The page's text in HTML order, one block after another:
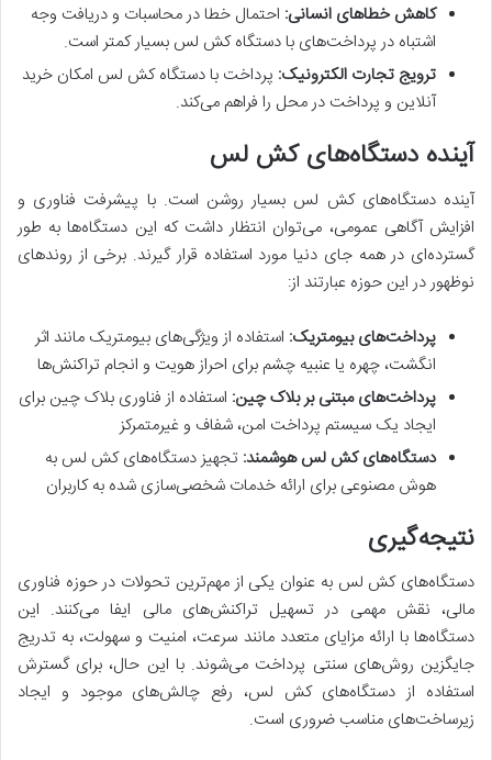
کاهش خطاهای انسانی: احتمال خطا در محاسبات و دریافت وجه
اشتباه در پرداخت‌های با دستگاه کش لس بسیار کمتر است.
ترویج تجارت الکترونیک: پرداخت با دستگاه کش لس امکان خرید
آنلاین و پرداخت در محل را فراهم می‌کند.
آینده دستگاه‌های کش لس
آینده دستگاه‌های کش لس بسیار روشن است. با پیشرفت فناوری و
افزایش آگاهی عمومی، می‌توان انتظار داشت که این دستگاه‌ها به طور
گسترده‌ای در همه جای دنیا مورد استفاده قرار گیرند. برخی از روندهای
نوظهور در این حوزه عبارتند از:
پرداخت‌های بیومتریک: استفاده از ویژگی‌های بیومتریک مانند اثر
انگشت، چهره یا عنبیه چشم برای احراز هویت و انجام تراکنش‌ها
پرداخت‌های مبتنی بر بلاک چین: استفاده از فناوری بلاک چین برای
ایجاد یک سیستم پرداخت امن، شفاف و غیرمتمرکز
دستگاه‌های کش لس هوشمند: تجهیز دستگاه‌های کش لس به
هوش مصنوعی برای ارائه خدمات شخصی‌سازی شده به کاربران
نتیجه‌گیری
دستگاه‌های کش لس به عنوان یکی از مهم‌ترین تحولات در حوزه فناوری
مالی، نقش مهمی در تسهیل تراکنش‌های مالی ایفا می‌کنند. این
دستگاه‌ها با ارائه مزایای متعدد مانند سرعت، امنیت و سهولت، به تدریج
جایگزین روش‌های سنتی پرداخت می‌شوند. با این حال، برای گسترش
استفاده از دستگاه‌های کش لس، رفع چالش‌های موجود و ایجاد
زیرساخت‌های مناسب ضروری است.